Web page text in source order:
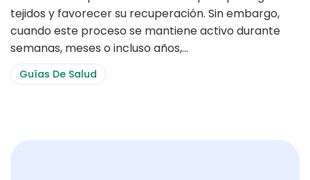
tejidos y favorecer su recuperación. Sin embargo,
cuando este proceso se mantiene activo durante
semanas, meses o incluso años,…
Guías De Salud